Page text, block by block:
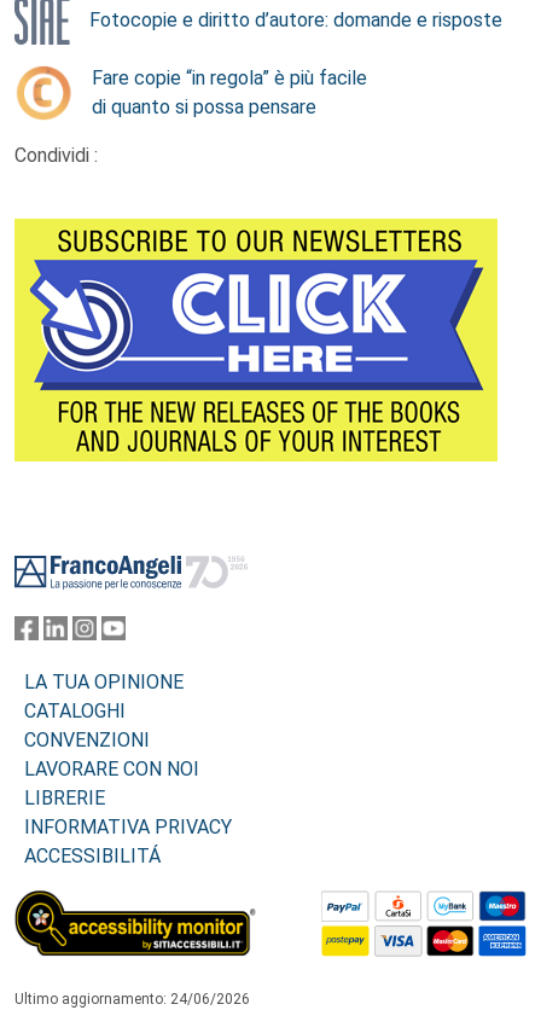
Fotocopie e diritto d’autore: domande e risposte
Fare copie “in regola” è più facile
di quanto si possa pensare
Condividi :
LA TUA OPINIONE
CATALOGHI
CONVENZIONI
LAVORARE CON NOI
LIBRERIE
INFORMATIVA PRIVACY
ACCESSIBILITÁ
Ultimo aggiornamento: 24/06/2026